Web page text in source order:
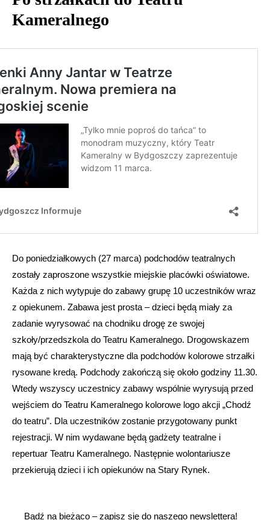
Kameralnego
Do poniedziałkowych (27 marca) podchodów teatralnych
zostały zaproszone wszystkie miejskie placówki oświatowe.
Każda z nich wytypuje do zabawy grupę 10 uczestników wraz
z opiekunem. Zabawa jest prosta – dzieci będą miały za
zadanie wyrysować na chodniku drogę ze swojej
szkoły/przedszkola do Teatru Kameralnego. Drogowskazem
mają być charakterystyczne dla podchodów kolorowe strzałki
rysowane kredą. Podchody zakończą się około godziny 11.30.
Wtedy wszyscy uczestnicy zabawy wspólnie wyrysują przed
wejściem do Teatru Kameralnego kolorowe logo akcji „Chodź
do teatru”. Dla uczestników zostanie przygotowany punkt
rejestracji. W nim wydawane będą gadżety teatralne i
repertuar Teatru Kameralnego. Następnie wolontariusze
przekierują dzieci i ich opiekunów na Stary Rynek.
Bądź na bieżąco – zapisz się do naszego newslettera!